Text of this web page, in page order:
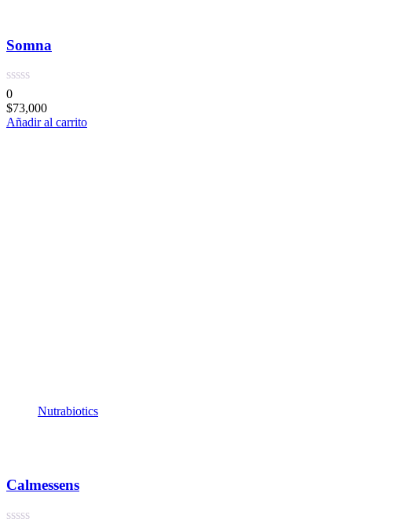
Somna
0
$73,000
Añadir al carrito
Nutrabiotics
Calmessens